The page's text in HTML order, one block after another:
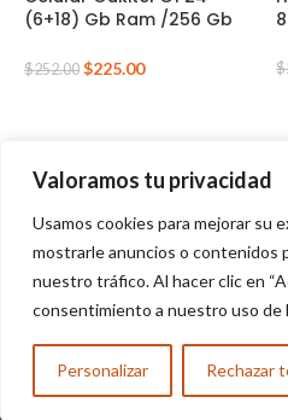
Valoramos tu privacidad
Usamos cookies para mejorar su
mostrarle anuncios o contenidos
nuestro tráfico. Al hacer clic en
consentimiento a nuestro uso de
Personalizar Rechazar
(6+18) Gb Ram /256 Gb
$252.00 $225.00 $
Políticas de
Devolución
datos